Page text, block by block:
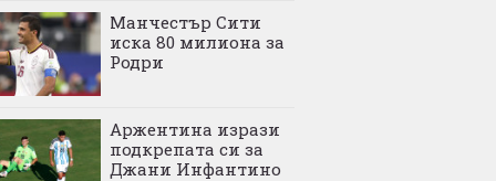
Манчестър Сити
иска 80 милиона за
Родри
Аржентина изрази
подкрепата си за
Джани Инфантино